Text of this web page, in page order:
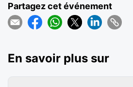
Partagez cet événement
En savoir plus sur